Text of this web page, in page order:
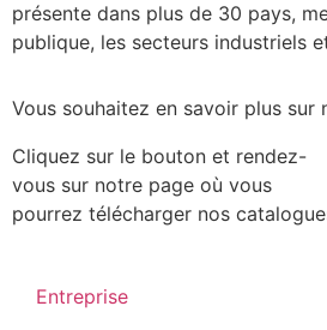
présente dans plus de 30 pays,
publique, les secteurs industriels
Vous souhaitez en savoir plus sur
Cliquez sur le bouton et rendez-
vous sur notre page où vous
pourrez télécharger nos
Entreprise